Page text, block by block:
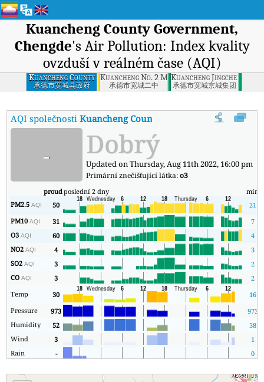
Kuancheng County Government,
Chengde's Air Pollution: Index kvality
ovzduší v reálném čase (AQI)
Kuancheng County
Government,
Chengde
承德市宽城县政府
Kuancheng No. 2 Middle School, Chengde
承德市宽城二中
Kuancheng Jingcheng
承德市宽城京城集团
AQI společnostiKuancheng County Government, Chengde
- Dobrý
Updated on Thursday, Aug 11th 2022, 16:00 pm
Primární znečišťující látka:o3
proudposlední 2 dny min
PM2.5AQI 50 21
PM10AQI 31 7
O3AQI 60 4
NO2AQI 4 3
SO2AQI 3 2
COAQI 3
2
Temp
30 16
Pressure
973 973
Humidity
52 38
Wind
3
1
Rain
- 0